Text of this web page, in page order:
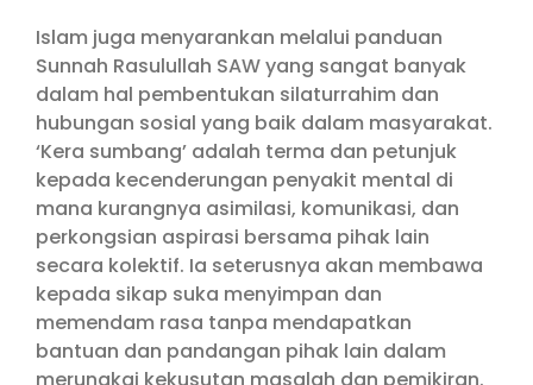
Islam juga menyarankan melalui panduan
Sunnah Rasulullah SAW yang sangat banyak
dalam hal pembentukan silaturrahim dan
hubungan sosial yang baik dalam masyarakat.
‘Kera sumbang’ adalah terma dan petunjuk
kepada kecenderungan penyakit mental di
mana kurangnya asimilasi, komunikasi, dan
perkongsian aspirasi bersama pihak lain
secara kolektif. Ia seterusnya akan membawa
kepada sikap suka menyimpan dan
memendam rasa tanpa mendapatkan
bantuan dan pandangan pihak lain dalam